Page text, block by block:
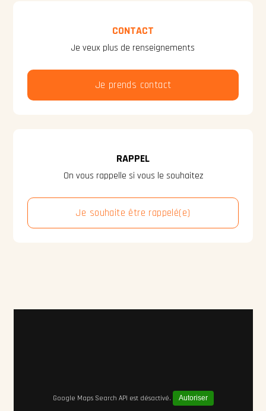
CONTACT
Je veux plus de renseignements
Je prends contact
RAPPEL
On vous rappelle si vous le souhaitez
Je souhaite être rappelé(e)
Google Maps Search API est désactivé. Autoriser